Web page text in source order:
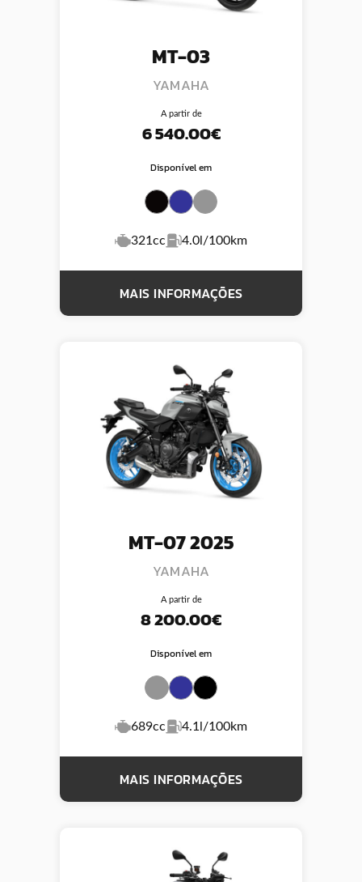
MT-03
YAMAHA
A partir de
6 540.00€
Disponível em
321cc 4.0l/100km
MAIS INFORMAÇÕES
MT-07 2025
YAMAHA
A partir de
8 200.00€
Disponível em
689cc 4.1l/100km
MAIS INFORMAÇÕES